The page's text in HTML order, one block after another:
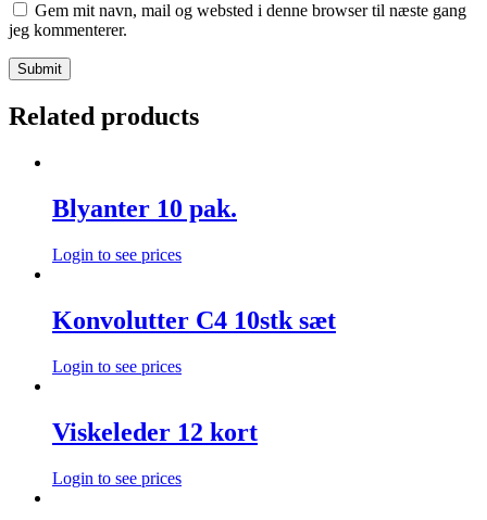
Gem mit navn, mail og websted i denne browser til næste gang
jeg kommenterer.
Related products
Blyanter 10 pak.
Login to see prices
Konvolutter C4 10stk sæt
Login to see prices
Viskeleder 12 kort
Login to see prices